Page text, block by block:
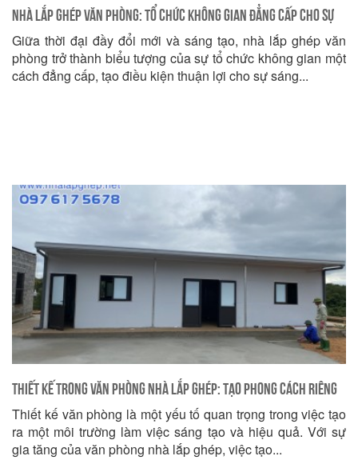
Nhà Lắp Ghép Văn Phòng: Tổ Chức Không Gian Đẳng Cấp Cho Sự
Sáng Tạo
Giữa thời đại đầy đổi mới và sáng tạo, nhà lắp ghép văn
phòng trở thành biểu tượng của sự tổ chức không gian một
cách đẳng cấp, tạo điều kiện thuận lợi cho sự sáng...
Thiết kế trong Văn phòng Nhà lắp ghép: Tạo Phong cách Riêng
của bạn
Thiết kế văn phòng là một yếu tố quan trọng trong việc tạo
ra một môi trường làm việc sáng tạo và hiệu quả. Với sự
gia tăng của văn phòng nhà lắp ghép, việc tạo...